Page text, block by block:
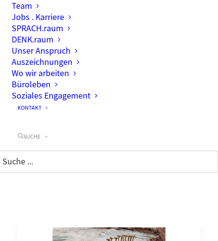
Team
Jobs . Karriere
SPRACH.raum
DENK.raum
Unser Anspruch
Auszeichnungen
Wo wir arbeiten
Büroleben
Soziales Engagement
KONTAKT
SUCHE